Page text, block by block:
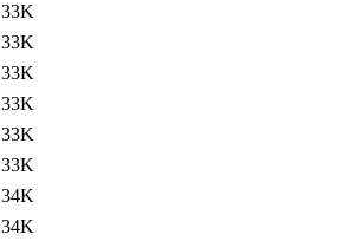
33K
33K
33K
33K
33K
33K
34K
34K